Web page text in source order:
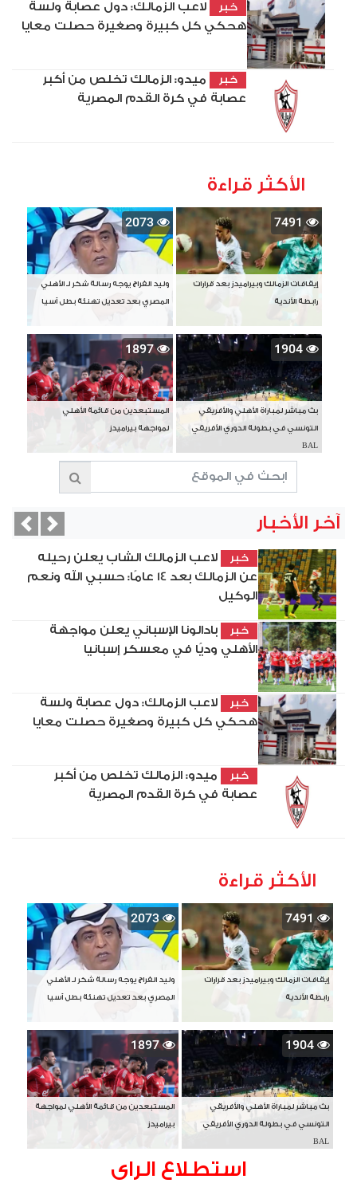
خبر
لاعب الزمالك: دول عصابة ولسة
هحكي كل كبيرة وصغيرة حصلت معايا
خبر
ميدو: الزمالك تخلص من أكبر
عصابة في كرة القدم المصرية
الأكثر قراءة
7491
إيقافات الزمالك وبيراميدز بعد قرارات
رابطة الأندية
2073
وليد الفراج يوجه رسالة شكر لـ الأهلي
المصري بعد تعديل تهنئة بطل آسيا
1904
بث مباشر لمباراة الأهلي والأفريقي
التونسي في بطولة الدوري الأفريقي
BAL
1897
المستبعدين من قائمة الأهلي
لمواجهة بيراميدز
آخر الأخبار
خبر
لاعب الزمالك الشاب يعلن رحيله
عن الزمالك بعد 14 عامًا: حسبي الله ونعم
الوكيل
خبر
بادالونا الإسباني يعلن مواجهة
الأهلي وديًا في معسكر إسبانيا
خبر
لاعب الزمالك: دول عصابة ولسة
هحكي كل كبيرة وصغيرة حصلت معايا
خبر
ميدو: الزمالك تخلص من أكبر
عصابة في كرة القدم المصرية
Next
الأكثر قراءة
7491
إيقافات الزمالك وبيراميدز بعد قرارات
رابطة الأندية
2073
وليد الفراج يوجه رسالة شكر لـ الأهلي
المصري بعد تعديل تهنئة بطل آسيا
1904
بث مباشر لمباراة الأهلي والأفريقي
التونسي في بطولة الدوري الأفريقي
BAL
1897
المستبعدين من قائمة الأهلي لمواجهة
بيراميدز
استطلاع الراى